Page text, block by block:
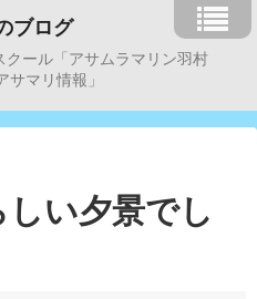
ブログ
ール「アサムラマリン羽村
マリ情報」
い夕景でし